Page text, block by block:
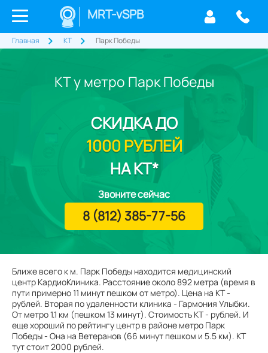
MRT-vSPB
Главная КТ Парк Победы
КТ у метро Парк Победы
Ближе всего к м. Парк Победы находится медицинский
центр КардиоКлиника. Расстояние около 892 метра (время в
пути примерно 11 минут пешком от метро). Цена на КТ -
рублей. Вторая по удаленности клиника - Гармония Улыбки.
От метро 1.1 км (пешком 13 минут). Стоимость КТ - рублей. И
еще хороший по рейтингу центр в районе метро Парк
Победы - Она на Ветеранов (66 минут пешком и 5.5 км). КТ
тут стоит 2000 рублей.
СКИДКАДО
1000 РУБЛЕЙ
НА КТ*
Звоните сейчас
8 (812) 385-77-56